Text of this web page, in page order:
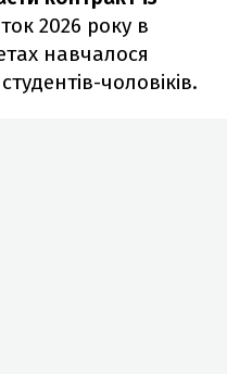
2026 року в
навчалося
чоловіків.